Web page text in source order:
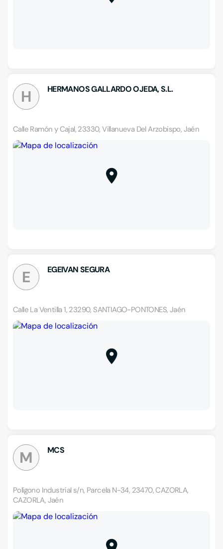
H HERMANOS GALLARDO OJEDA, S.L.
Calle Ramón y Cajal, 23330, Villanueva Del Arzobispo, Jaén
E EGEIVAN SEGURA
Calle La Ventilla 1, 23290, SANTIAGO-PONTONES, Jaén
M MCS
Polígono Industrial s/n, Parcela N-34, 23470, CAZORLA,
CAZORLA, Jaén